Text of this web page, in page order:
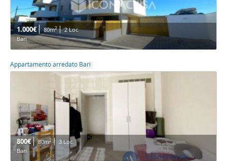
1.000€ 80m2
2 Loc.
Bari
Appartamento arredato Bari
800€ 80m2
3 Loc.
Bari